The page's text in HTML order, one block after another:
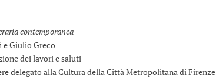
contemporanea
Giulio Greco
dei lavori e saluti
alla Cultura della Città Metropolitana di Firenze